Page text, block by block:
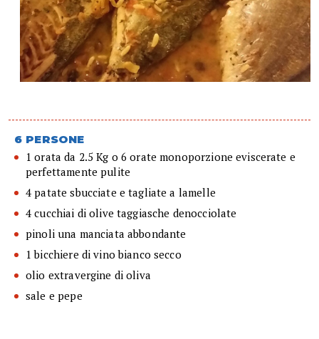
6 PERSONE
1 orata da 2.5 Kg o 6 orate monoporzione eviscerate e
perfettamente pulite
4 patate sbucciate e tagliate a lamelle
4 cucchiai di olive taggiasche denocciolate
pinoli una manciata abbondante
1 bicchiere di vino bianco secco
olio extravergine di oliva
sale e pepe